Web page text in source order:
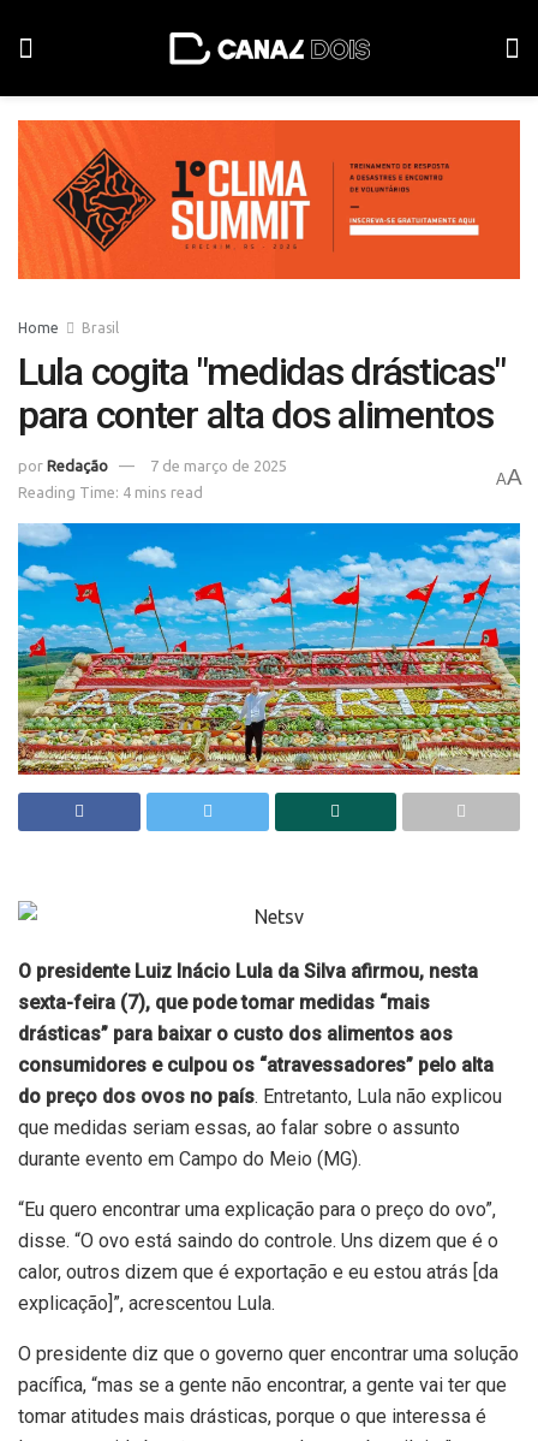
Home Brasil
Lula cogita "medidas drásticas"
para conter alta dos alimentos
por Redação
7 de março de 2025
Reading Time: 4 mins read
AA
O presidente Luiz Inácio Lula da Silva afirmou, nesta
sexta-feira (7), que pode tomar medidas “mais
drásticas” para baixar o custo dos alimentos aos
consumidores e culpou os “atravessadores” pelo alta
do preço dos ovos no país. Entretanto, Lula não explicou
que medidas seriam essas, ao falar sobre o assunto
durante evento em Campo do Meio (MG).
“Eu quero encontrar uma explicação para o preço do ovo”,
disse. “O ovo está saindo do controle. Uns dizem que é o
calor, outros dizem que é exportação e eu estou atrás [da
explicação]”, acrescentou Lula.
O presidente diz que o governo quer encontrar uma solução
pacífica, “mas se a gente não encontrar, a gente vai ter que
tomar atitudes mais drásticas, porque o que interessa é